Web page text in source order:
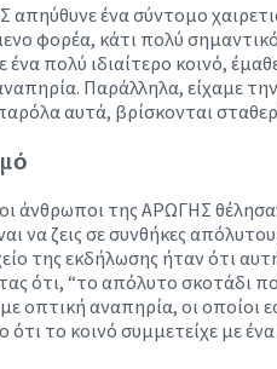
ένα σύντομο
φορέα, κάτι πολύ
πολύ ιδιαίτερο κοινό,
Παράλληλα, είχαμε
αυτά, βρίσκονται
άνθρωποι της ΑΡΩΓΗΣ
να ζεις σε συνθήκες
της εκδήλωσης ήταν ότι
ότι, “το απόλυτο σκοτάδι
οπτική αναπηρία, οι
το κοινό συμμετείχε με